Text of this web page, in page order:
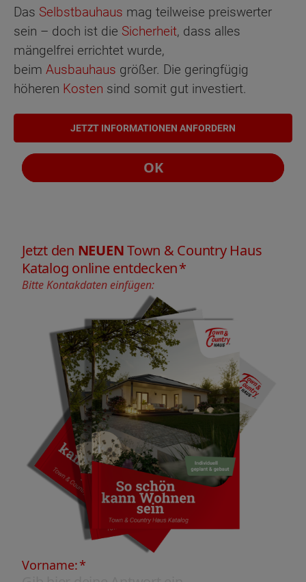
Das Selbstbauhaus mag teilweise preiswerter
sein – doch ist die Sicherheit, dass alles
mängelfrei errichtet wurde,
beim Ausbauhaus größer. Die geringfügig
höheren Kosten sind somit gut investiert.
JETZT INFORMATIONEN ANFORDERN